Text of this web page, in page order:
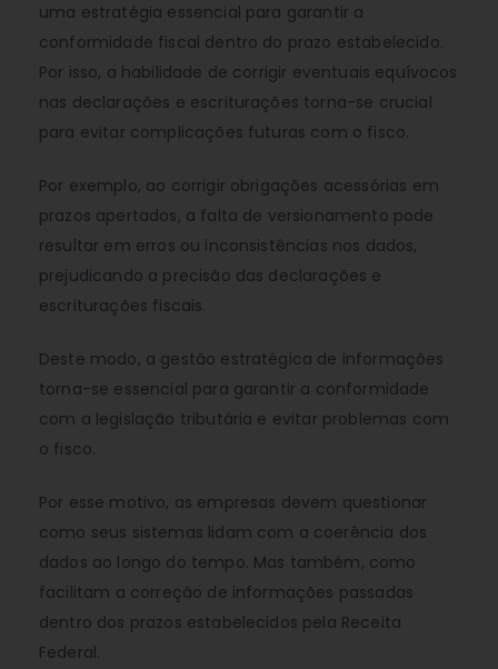
uma estratégia essencial para garantir a
conformidade fiscal dentro do prazo estabelecido.
Por isso, a habilidade de corrigir eventuais equívocos
nas declarações e escriturações torna-se crucial
para evitar complicações futuras com o fisco.
Por exemplo, ao corrigir obrigações acessórias em
prazos apertados, a falta de versionamento pode
resultar em erros ou inconsistências nos dados,
prejudicando a precisão das declarações e
escriturações fiscais.
Deste modo, a gestão estratégica de informações
torna-se essencial para garantir a conformidade
com a legislação tributária e evitar problemas com
o fisco.
Por esse motivo, as empresas devem questionar
como seus sistemas lidam com a coerência dos
dados ao longo do tempo. Mas também, como
facilitam a correção de informações passadas
dentro dos prazos estabelecidos pela Receita
Federal.